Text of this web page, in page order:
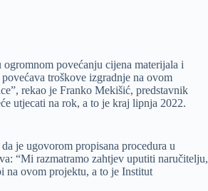
povećanju cijena materijala i
troškove izgradnje na ovom
rekao je Franko Mekišić, predstavnik
utjecati na rok, a to je kraj lipnja 2022.
je ugovorom propisana procedura u
“Mi razmatramo zahtjev uputiti naručitelju,
na ovom projektu, a to je Institut